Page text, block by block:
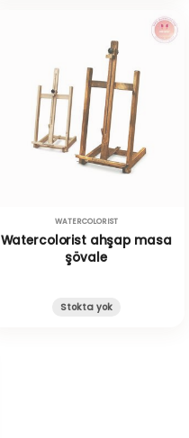
WATERCOLORIST
Watercolorist ahşap masa
şövale
Stokta yok